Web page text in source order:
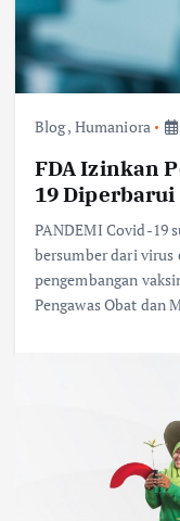
Blog, Humaniora
FDA Izinkan
19 Diperbarui
PANDEMI Covid-19
bersumber dari
pengembangan
Pengawas Obat dan